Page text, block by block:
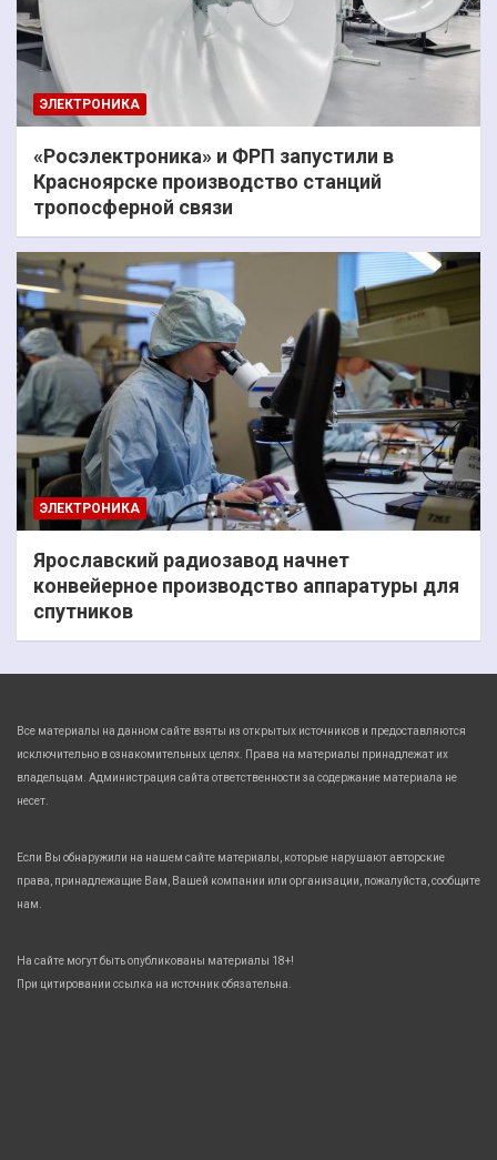
ЭЛЕКТРОНИКА
«Росэлектроника» и ФРП запустили в
Красноярске производство станций
тропосферной связи
ЭЛЕКТРОНИКА
Ярославский радиозавод начнет
конвейерное производство аппаратуры для
спутников
Все материалы на данном сайте взяты из открытых источников и предоставляются
исключительно в ознакомительных целях. Права на материалы принадлежат их
владельцам. Администрация сайта ответственности за содержание материала не
несет.
Если Вы обнаружили на нашем сайте материалы, которые нарушают авторские
права, принадлежащие Вам, Вашей компании или организации, пожалуйста, сообщите
нам.
На сайте могут быть опубликованы материалы 18+!
При цитировании ссылка на источник обязательна.